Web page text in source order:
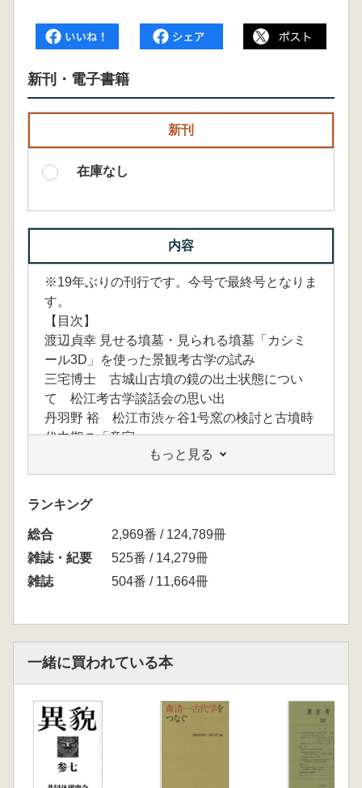
新刊・電子書籍
新刊
在庫なし
内容
※19年ぶりの刊行です。今号で最終号となりま
す。
【目次】
渡辺貞幸 見せる墳墓・見られる墳墓「カシミ
ール3D」を使った景観考古学の試み
三宅博士 古城山古墳の鏡の出土状態につい
て 松江考古学談話会の思い出
丹羽野 裕 松江市渋ヶ谷1号窯の検討と古墳時
代中期の「意宇」
大谷晃二・岡崎雄二郎 松江市・比津小丸山古
墳採集の須恵器
山根克彦・岡崎雄二郎 松江市・桜本古墳(推
定)の石材について
村上 勇 出雲国一之畑出土の古瀬戸四耳壷と
瓦製経筒 県外に流出した出土陶磁器について
の回想
西尾克己 島根考古学会(旧)の活動と遺跡調査
宍道正年 昭和41、2年ごろの思い出 松江考
古学談話会とからめて
松江考古学談話会 会誌『松江考古』刊行のあ
ゆみと内容
もっと見る
ランキング
総合
2,969番 / 124,789冊
雑誌・紀要
525番 / 14,279冊
雑誌
504番 / 11,664冊
一緒に買われている本